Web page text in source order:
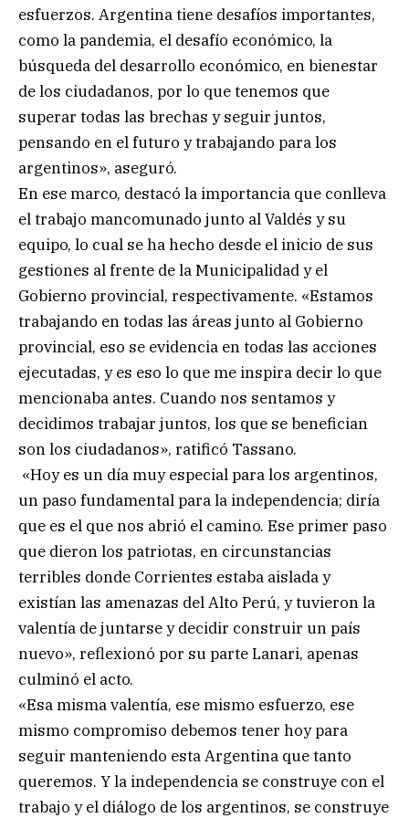
esfuerzos. Argentina tiene desafíos importantes,
como la pandemia, el desafío económico, la
búsqueda del desarrollo económico, en bienestar
de los ciudadanos, por lo que tenemos que
superar todas las brechas y seguir juntos,
pensando en el futuro y trabajando para los
argentinos», aseguró.
En ese marco, destacó la importancia que conlleva
el trabajo mancomunado junto al Valdés y su
equipo, lo cual se ha hecho desde el inicio de sus
gestiones al frente de la Municipalidad y el
Gobierno provincial, respectivamente. «Estamos
trabajando en todas las áreas junto al Gobierno
provincial, eso se evidencia en todas las acciones
ejecutadas, y es eso lo que me inspira decir lo que
mencionaba antes. Cuando nos sentamos y
decidimos trabajar juntos, los que se benefician
son los ciudadanos», ratificó Tassano.
«Hoy es un día muy especial para los argentinos,
un paso fundamental para la independencia; diría
que es el que nos abrió el camino. Ese primer paso
que dieron los patriotas, en circunstancias
terribles donde Corrientes estaba aislada y
existían las amenazas del Alto Perú, y tuvieron la
valentía de juntarse y decidir construir un país
nuevo», reflexionó por su parte Lanari, apenas
culminó el acto.
«Esa misma valentía, ese mismo esfuerzo, ese
mismo compromiso debemos tener hoy para
seguir manteniendo esta Argentina que tanto
queremos. Y la independencia se construye con el
trabajo y el diálogo de los argentinos, se construye